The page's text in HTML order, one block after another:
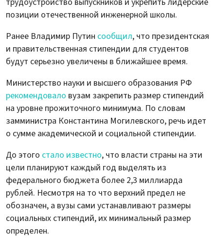
позиции отечественной инженерной школы.
Ранее Владимир Путин сообщил, что президентская
и правительственная стипендии для студентов
будут серьезно увеличены в ближайшее время.
Министерство науки и высшего образования РФ
рекомендовало вузам закрепить размер стипендий
на уровне прожиточного минимума. По словам
замминистра Константина Могилевского, речь идет
о сумме академической и социальной стипендии.
До этого стало известно, что власти страны на эти
цели планируют каждый год выделять из
федерального бюджета более 2,3 миллиарда
рублей. Несмотря на то что верхний предел не
обозначен, а вузы сами устанавливают размеры
социальных стипендий, их минимальный размер
определен.